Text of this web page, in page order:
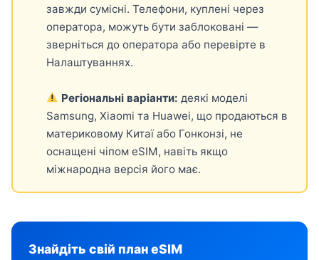
завжди сумісні. Телефони, куплені через
оператора, можуть бути заблоковані —
зверніться до оператора або перевірте в
Налаштуваннях.
Регіональні варіанти: деякі моделі
Samsung, Xiaomi та Huawei, що продаються в
материковому Китаї або Гонконзі, не
оснащені чіпом eSIM, навіть якщо
міжнародна версія його має.
Знайдіть свій план eSIM